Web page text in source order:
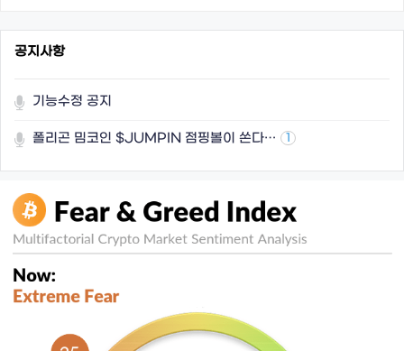
공지사항
기능수정 공지
폴리곤 밈코인 $JUMPIN 점핑볼이 쏜다… 1